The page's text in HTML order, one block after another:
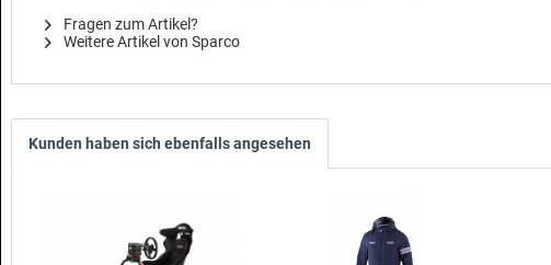
Fragen zum Artikel?
Weitere Artikel von Sparco
Kunden haben sich ebenfalls angesehen